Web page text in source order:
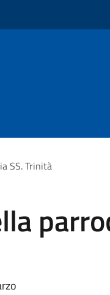
SS. Trinità